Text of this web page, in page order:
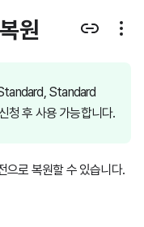
원
Standard
청 후 사용 가능합니다.
으로 복원할 수 있습니다.